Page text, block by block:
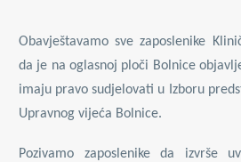
Obavještavamo sve zaposlenike
da je na oglasnoj ploči Bolnice
imaju pravo sudjelovati u Izboru
Upravnog vijeća Bolnice.
Pozivamo zaposlenike da izvrše